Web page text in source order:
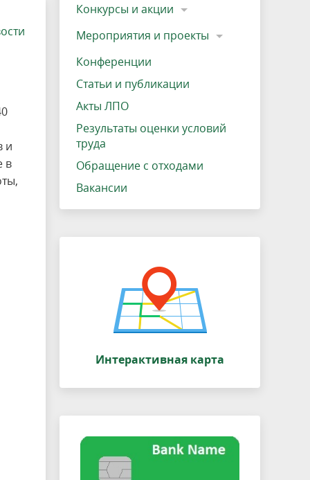
и
в
Конкурсы и акции
Мероприятия и проекты
Конференции
Статьи и публикации
Акты ЛПО
Результаты оценки условий
труда
Обращение с отходами
Вакансии
Интерактивная карта